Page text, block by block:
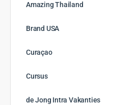
Amazing Thailand
Brand USA
Curaçao
Cursus
de Jong Intra Vakanties